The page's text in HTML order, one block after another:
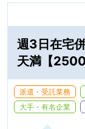
週3日在宅
天満【2500
派遣・受託業務
大手・有名企業